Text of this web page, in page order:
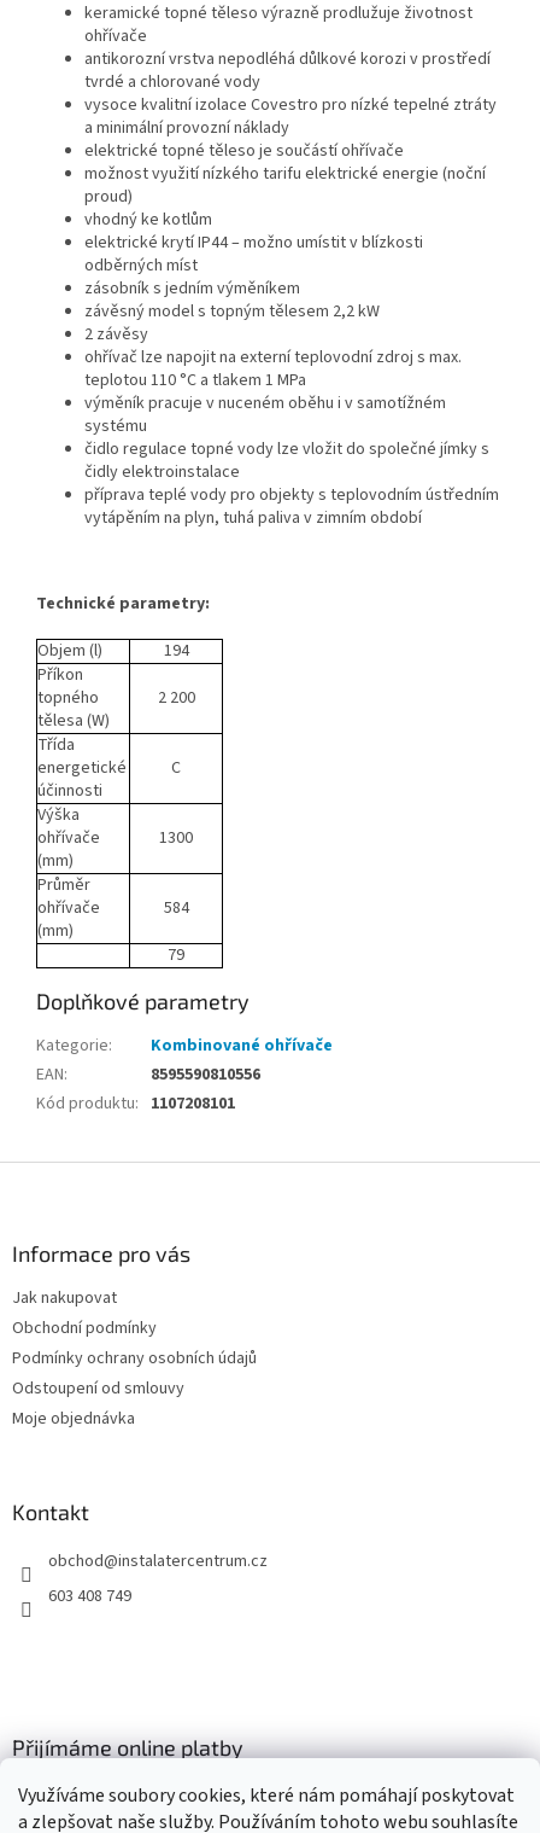
Využíváme soubory cookies, které nám pomáhají poskytovat
a zlepšovat naše služby. Používáním tohoto webu souhlasíte
keramické topné těleso výrazně prodlužuje životnost
ohřívače
antikorozní vrstva nepodléhá důlkové korozi v prostředí
tvrdé a chlorované vody
vysoce kvalitní izolace Covestro pro nízké tepelné ztráty
a minimální provozní náklady
elektrické topné těleso je součástí ohřívače
možnost využití nízkého tarifu elektrické energie (noční
proud)
vhodný ke kotlům
elektrické krytí IP44 – možno umístit v blízkosti
odběrných míst
zásobník s jedním výměníkem
závěsný model s topným tělesem 2,2 kW
2 závěsy
ohřívač lze napojit na externí teplovodní zdroj s max.
teplotou 110 °C a tlakem 1 MPa
výměník pracuje v nuceném oběhu i v samotížném
systému
čidlo regulace topné vody lze vložit do společné jímky s
čidly elektroinstalace
příprava teplé vody pro objekty s teplovodním ústředním
vytápěním na plyn, tuhá paliva v zimním období
Technické parametry:
Objem (l)
194
Příkon
topného
tělesa (W)
2 200
Třída
energetické
účinnosti
C
Výška
ohřívače
(mm)
1300
Průměr
ohřívače
(mm)
584
79
Doplňkové parametry
Kategorie:
Kombinované ohřívače
EAN:
8595590810556
Kód produktu: 1107208101
Informace pro vás
Jak nakupovat
Obchodní podmínky
Podmínky ochrany osobních údajů
Odstoupení od smlouvy
Moje objednávka
Kontakt
obchod@instalatercentrum.cz
603 408 749
Přijímáme online platby